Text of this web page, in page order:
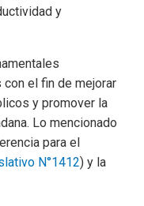
y
el fin de mejorar
y promover la
Lo mencionado
para el
N°1412) y la